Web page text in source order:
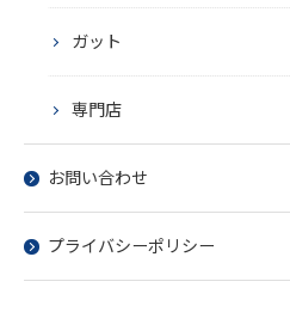
ガット
専門店
お問い合わせ
プライバシーポリシー